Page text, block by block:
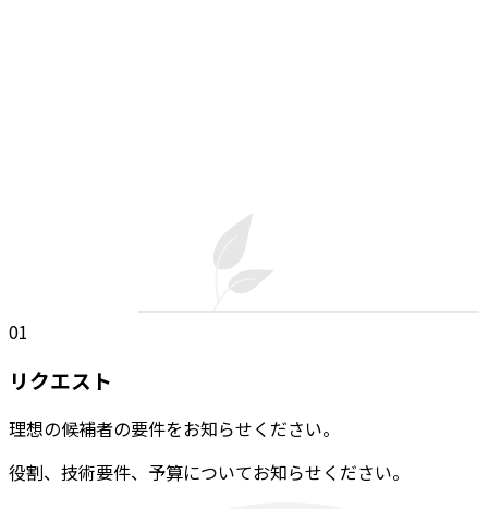
01
リクエスト
理想の候補者の要件をお知らせください。
役割、技術要件、予算についてお知らせください。